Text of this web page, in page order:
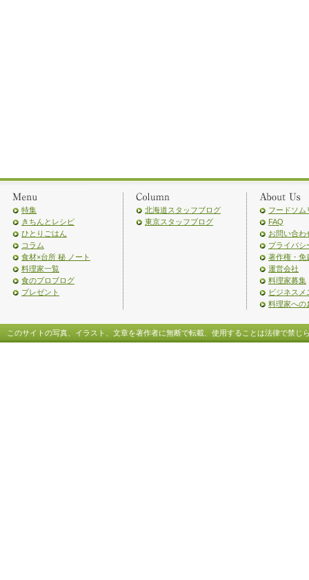
特集
きちんとレシピ
ひとりごはん
コラム
食材×台所 秘 ノート
料理家一覧
食のプロブログ
プレゼント
北海道スタッフブログ
東京スタッフブログ
フードソム
FAQ
お問い合わ
プライバシ
著作権・免
運営会社
料理家募集
ビジネスメ
料理家への
このサイトの写真、イラスト、文章を著作者に無断で転載、使用することは法律で禁じ